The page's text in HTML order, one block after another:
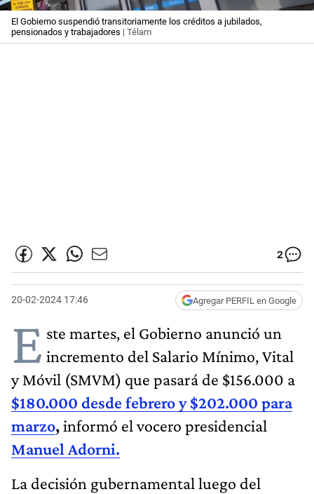
El Gobierno suspendió transitoriamente los créditos a jubilados,
pensionados y trabajadores | Télam
2
20-02-2024 17:46 Agregar PERFIL en Google
E ste martes, el Gobierno anunció un
incremento del Salario Mínimo, Vital
y Móvil (SMVM) que pasará de $156.000 a
$180.000 desde febrero y $202.000 para
marzo,informó el vocero presidencial
Manuel Adorni.
La decisión gubernamental luego del